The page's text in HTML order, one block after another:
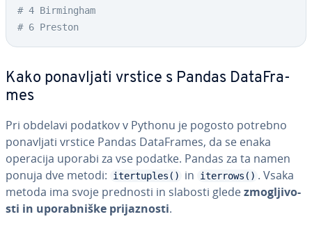
# 4 Birmingham
# 6 Preston
Kako po­na­vlja­ti vrstice s Pandas Da­ta­Fra­
mes
Pri obdelavi podatkov v Pythonu je pogosto potrebno
po­na­vlja­ti vrstice Pandas Da­ta­Fra­mes, da se enaka
operacija uporabi za vse podatke. Pandas za ta namen
ponuja dve metodi:
itertuples() in iterrows() . Vsaka
metoda ima svoje prednosti in slabosti gledezmo­glji­vo­
sti in upo­rab­ni­ške pri­ja­zno­sti.